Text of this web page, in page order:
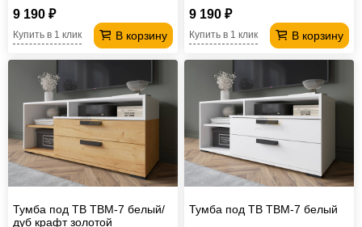
9 190 ₽
В корзину
Купить в 1 клик
9 190 ₽
В корзину
Купить в 1 клик
Тумба под ТВ ТВМ-7 белый/
дуб крафт золотой
Тумба под ТВ ТВМ-7 белый